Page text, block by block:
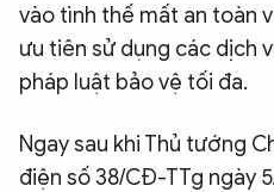
vào tình thế mất an toàn
ưu tiên sử dụng các dịch
pháp luật bảo vệ tối đa.
Ngay sau khi Thủ tướng
điện số 38/CĐ-TTg ngày